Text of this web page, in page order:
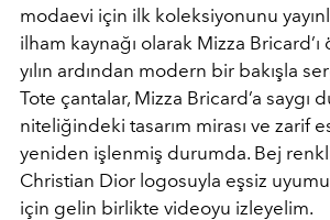
modaevi için ilk koleksiyonunu
ilham kaynağı olarak Mizza Bricard’ı
yılın ardından modern bir bakışla
Tote çantalar, Mizza Bricard’a saygı
niteliğindeki tasarım mirası ve zarif
yeniden işlenmiş durumda. Bej
Christian Dior logosuyla eşsiz
için gelin birlikte videoyu izleyelim.